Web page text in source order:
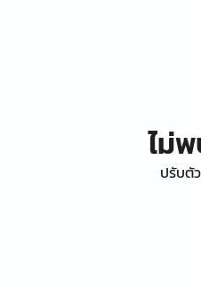
ไม่
ปรับตั